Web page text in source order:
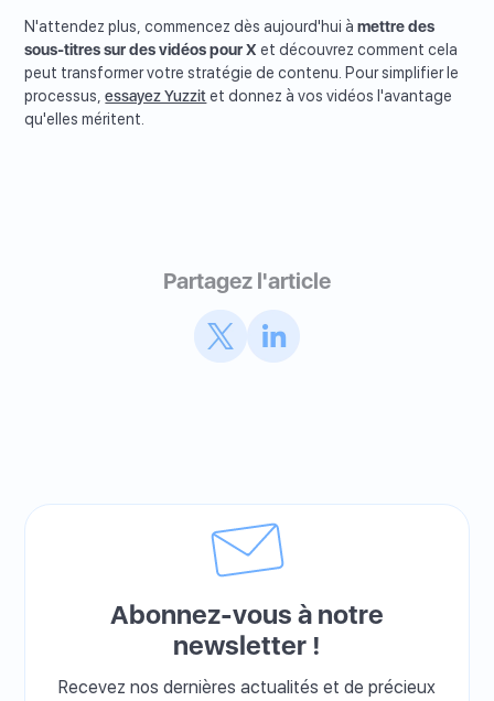
N'attendez plus, commencez dès aujourd'hui àmettre des
sous-titres sur des vidéos pour X et découvrez comment cela
peut transformer votre stratégie de contenu. Pour simplifier le
processus,essayez Yuzzit et donnez à vos vidéos l'avantage
qu'elles méritent.
Partagez l'article
Abonnez-vous à notre
newsletter !
Recevez nos dernières actualités et de précieux